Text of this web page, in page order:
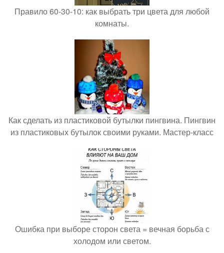
Правило 60-30-10: как выбрать три цвета для любой
комнаты.
Как сделать из пластиковой бутылки пингвина. Пингвин
из пластиковых бутылок своими руками. Мастер-класс
Ошибка при выборе сторон света = вечная борьба с
холодом или светом.